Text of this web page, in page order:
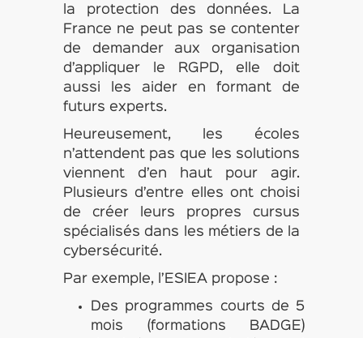
la protection des données. La
France ne peut pas se contenter
de demander aux organisation
d’appliquer le RGPD, elle doit
aussi les aider en formant de
futurs experts.
Heureusement, les écoles
n’attendent pas que les solutions
viennent d’en haut pour agir.
Plusieurs d’entre elles ont choisi
de créer leurs propres cursus
spécialisés dans les métiers de la
cybersécurité.
Par exemple, l’ESIEA propose :
Des programmes courts de 5
mois (formations BADGE)